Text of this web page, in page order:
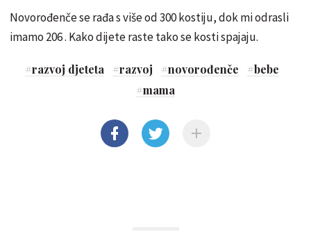
Novorođenče se rađa s više od 300 kostiju, dok mi odrasli
imamo 206 . Kako dijete raste tako se kosti spajaju.
#razvoj djeteta #razvoj #novorođenče #bebe
#mama